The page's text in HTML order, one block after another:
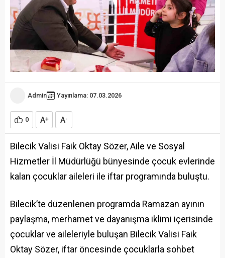
Admin Yayınlama: 07.03.2026
0 A+ A-
Bilecik Valisi Faik Oktay Sözer, Aile ve Sosyal
Hizmetler İl Müdürlüğü bünyesinde çocuk evlerinde
kalan çocuklar aileleri ile iftar programında buluştu.
Bilecik’te düzenlenen programda Ramazan ayının
paylaşma, merhamet ve dayanışma iklimi içerisinde
çocuklar ve aileleriyle buluşan Bilecik Valisi Faik
Oktay Sözer, iftar öncesinde çocuklarla sohbet